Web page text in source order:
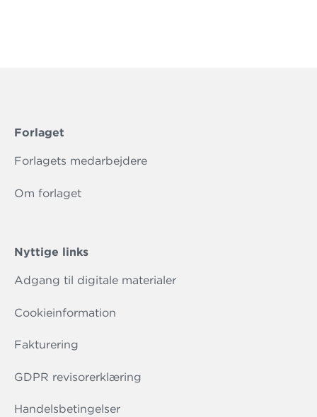
Forlaget
Forlagets medarbejdere
Om forlaget
Nyttige links
Adgang til digitale materialer
Cookieinformation
Fakturering
GDPR revisorerklæring
Handelsbetingelser